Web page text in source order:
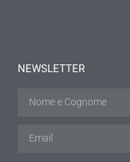
NEWSLETTER